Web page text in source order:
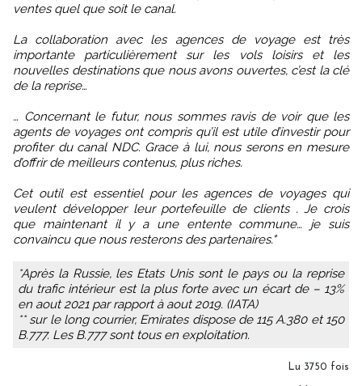
ventes quel que soit le canal.
La collaboration avec les agences de voyage est très
importante particulièrement sur les vols loisirs et les
nouvelles destinations que nous avons ouvertes, c’est la clé
de la reprise…
… Concernant le futur, nous sommes ravis de voir que les
agents de voyages ont compris qu’il est utile d’investir pour
profiter du canal NDC. Grace à lui, nous serons en mesure
d’offrir de meilleurs contenus, plus riches.
Cet outil est essentiel pour les agences de voyages qui
veulent développer leur portefeuille de clients . Je crois
que maintenant il y a une entente commune… je suis
convaincu que nous resterons des partenaires."
*Après la Russie, les Etats Unis sont le pays ou la reprise
du trafic intérieur est la plus forte avec un écart de – 13%
en aout 2021 par rapport à aout 2019. (IATA)
** sur le long courrier, Emirates dispose de 115 A.380 et 150
B.777. Les B.777 sont tous en exploitation.
Lu 3750 fois